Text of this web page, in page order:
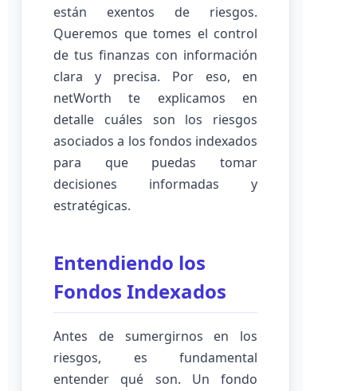
están exentos de riesgos.
Queremos que tomes el control
de tus finanzas con información
clara y precisa. Por eso, en
netWorth te explicamos en
detalle cuáles son los riesgos
asociados a los fondos indexados
para que puedas tomar
decisiones informadas y
estratégicas.
Entendiendo los
Fondos Indexados
Antes de sumergirnos en los
riesgos, es fundamental
entender qué son. Un fondo